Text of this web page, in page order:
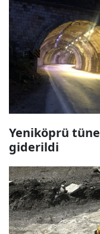
Yeniköprü
giderildi